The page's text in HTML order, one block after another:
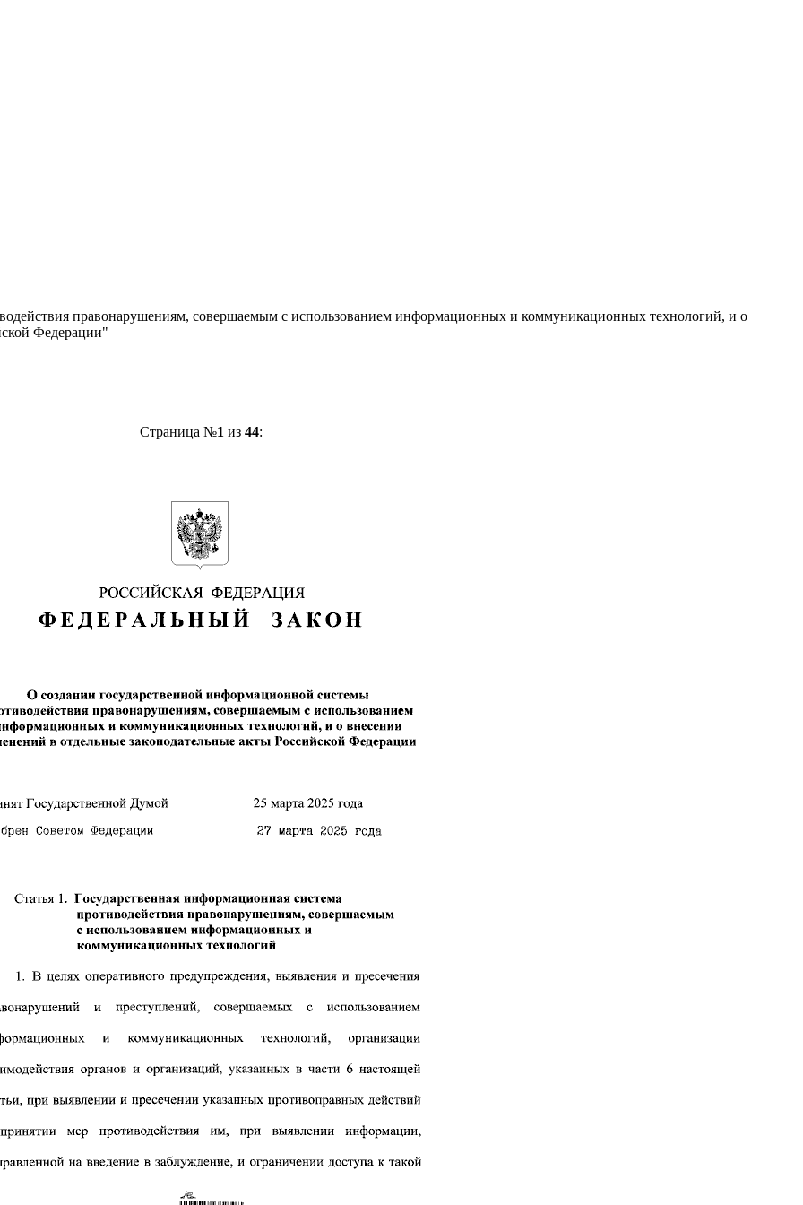
правонарушениям, совершаемым с использованием информационных и коммуникационных технологий, и о
Федерации"
Страница №1 из 44: